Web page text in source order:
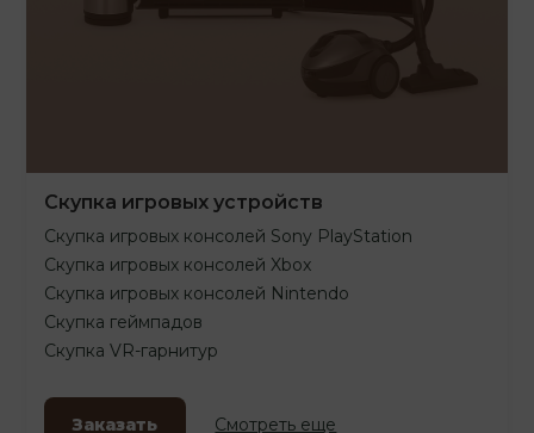
Скупка игровых устройств
Скупка игровых консолей Sony PlayStation
Скупка игровых консолей Xbox
Скупка игровых консолей Nintendo
Скупка геймпадов
Скупка VR-гарнитур
Заказать Смотреть еще